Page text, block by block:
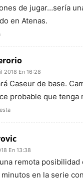
de jugar…sería
en Atenas.
2018 En 16:28
Caseur de base.
probable que tenga
En 13:38
remota posibilidad
en la serie